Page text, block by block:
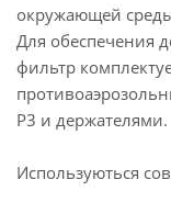
окружающей
Для обеспечения
фильтр
Р3 и держателями.
Используються